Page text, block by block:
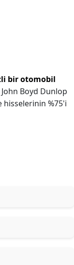
bir otomobil
John Boyd Dunlop
%75'i